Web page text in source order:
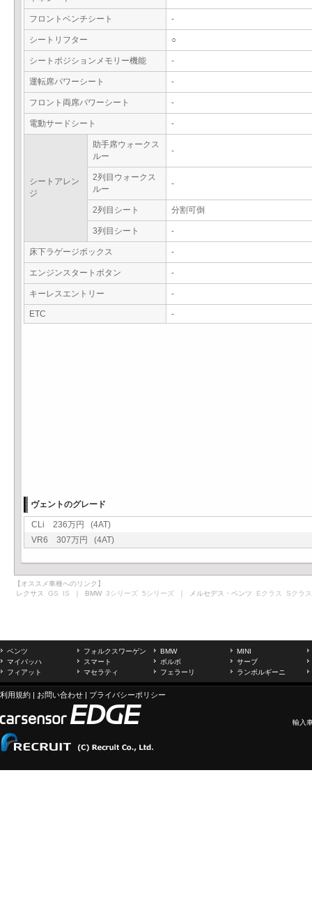
フロントベンチシート -
シートリフター ○
シートポジションメモリー機能 -
運転席パワーシート -
フロント両席パワーシート -
電動サードシート -
シートアレン
ジ
助手席ウォークス
ルー
-
2列目ウォークス
ルー
-
2列目シート 分割可倒
3列目シート -
床下ラゲージボックス -
エンジンスタートボタン -
キーレスエントリー -
ETC -
ヴェントのグレード
CLi 236万円 (4AT)
VR6 307万円 (4AT)
【オススメ車種へのリンク】
レクサス GS IS ｜ BMW 3シリーズ 5シリーズ ｜ メルセデス・ベンツ Eクラス Sクラス
ベンツ フォルクスワーゲン BMW
MINI
マイバッハ
スマート ボルボ
サーブ
フィアット
マセラティ フェラーリ ランボルギーニ
利用規約 | お問い合わせ | プライバシーポリシー
輸入